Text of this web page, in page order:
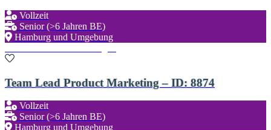
Vollzeit
Senior (>6 Jahren BE)
Hamburg und Umgebung
Team Lead Product Marketing – ID: 8874
Vollzeit
Senior (>6 Jahren BE)
Hamburg und Umgebung